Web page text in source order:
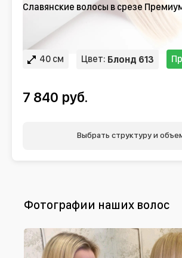
Славянские волосы в срезе
40 см Цвет: Блонд 613
7 840 руб.
Выбрать структуру и
Фотографии наших волос